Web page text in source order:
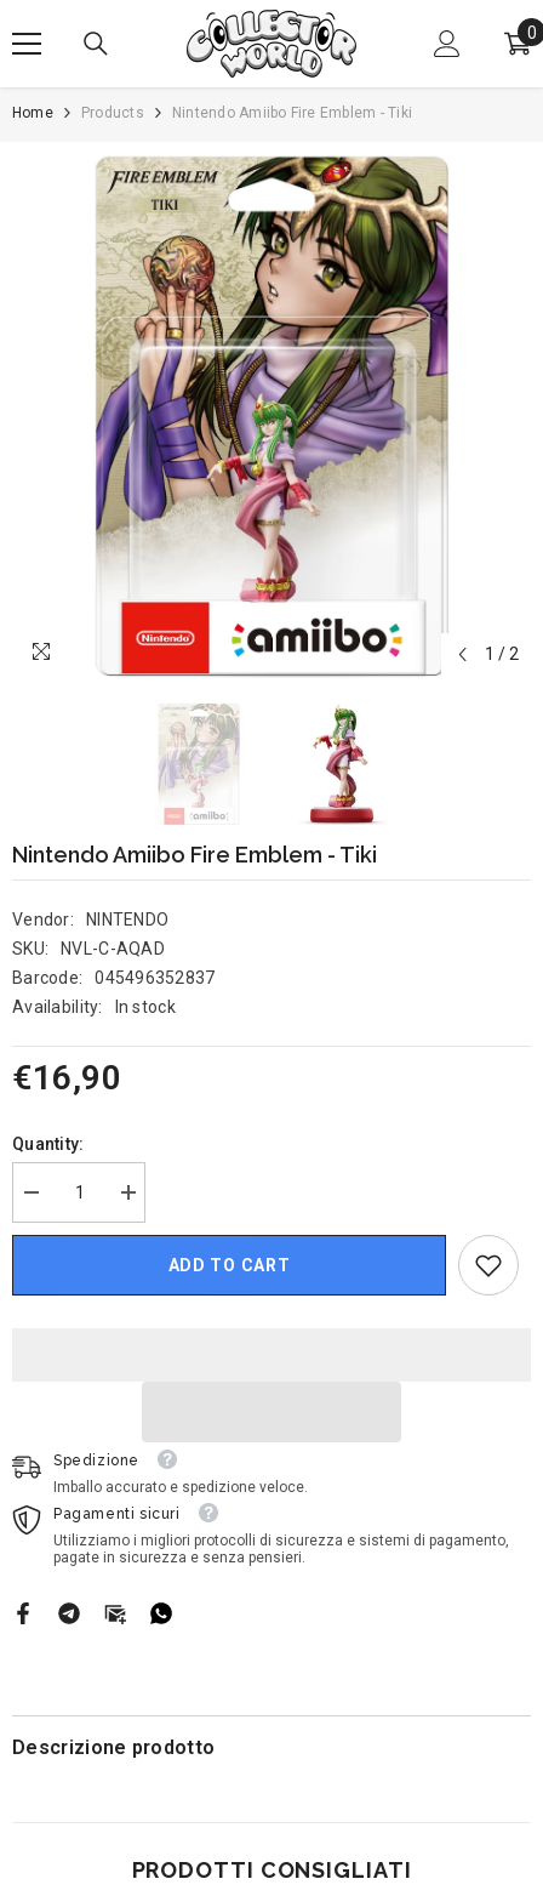
0
0
Home Products Nintendo Amiibo Fire Emblem - Tiki
1 / 2
Nintendo Amiibo Fire Emblem - Tiki
Vendor:
NINTENDO
SKU:
NVL-C-AQAD
Barcode:
045496352837
Availability:
In stock
€16,90
Quantity:
Decrease
quantity
for
Fire
Increase
quantity
for
Nintendo
Amiibo
Fire
ADD TO CART
Spedizione
Imballo accurato e spedizione veloce.
Pagamenti sicuri
Utilizziamo i migliori protocolli di sicurezza e sistemi di pagamento,
pagate in sicurezza e senza pensieri.
Descrizione prodotto
PRODOTTI CONSIGLIATI